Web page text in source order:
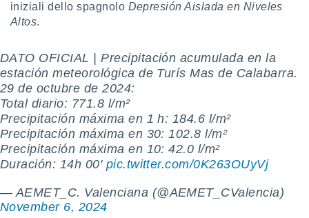
quali la
web,
e
dati
sulla
al quale
Per
iniziali dello spagnolo Depresión Aislada en Niveles
Altos.
DATO OFICIAL | Precipitación acumulada en la
estación meteorológica de Turís Mas de Calabarra.
29 de octubre de 2024:
Total diario: 771.8 l/m²
Precipitación máxima en 1 h: 184.6 l/m²
Precipitación máxima en 30: 102.8 l/m²
Precipitación máxima en 10: 42.0 l/m²
Duración: 14h 00' pic.twitter.com/0K263OUyVj
— AEMET_C. Valenciana (@AEMET_CValencia)
November 6, 2024